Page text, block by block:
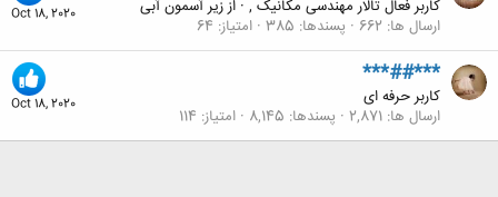
Oct 18, 2020 کاربر فعال تالار مهندسی مکانیک , · اززیر آسمون آبی
ارسال ها 662 پسندها 385 امتیاز 64
Oct 18, 2020
***##***
کاربر حرفه ای
ارسال ها 2,871 پسندها 8,145 امتیاز 114